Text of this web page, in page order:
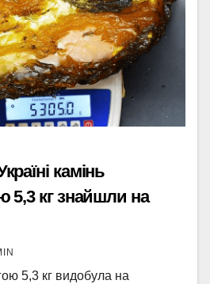
камінь
5,3 кг знайшли на
5,3 кг видобула на